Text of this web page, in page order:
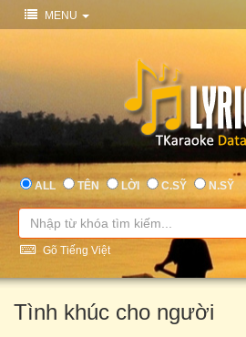
MENU
ALL TÊN LỜI C.SỸ N.SỸ
Gõ Tiếng Việt
Tình khúc cho người